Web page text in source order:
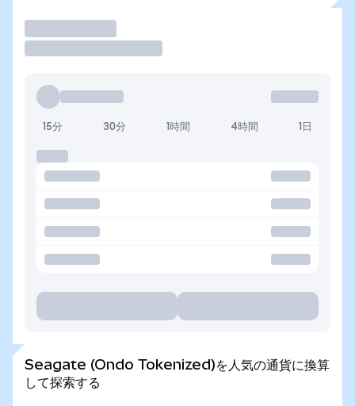
15分 30分 1時間 4時間 1日
Seagate (Ondo Tokenized)を人気の通貨に換算
して探索する